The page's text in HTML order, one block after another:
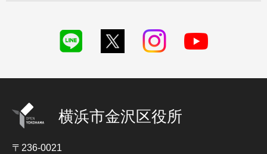
横浜市金沢区役所
〒236-0021